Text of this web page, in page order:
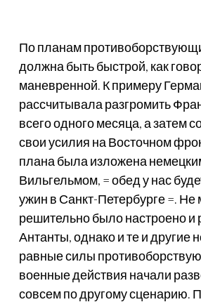
По планам
должна быть быстрой, как
маневренной. К примеру
рассчитывала разгромить
всего одного месяца, а затем
свои усилия на Восточном
плана была изложена
Вильгельмом, = обед у нас
ужин в Санкт-Петербурге =. Не
решительно было настроено и
Антанты, однако и те и другие
равные силы
военные действия начали
совсем по другому сценарию.